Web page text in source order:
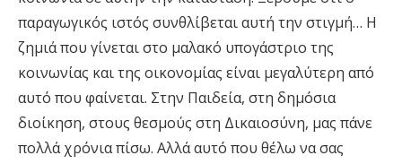
παραγωγικός ιστός συνθλίβεται αυτή την στιγμή… Η
ζημιά που γίνεται στο μαλακό υπογάστριο της
κοινωνίας και της οικονομίας είναι μεγαλύτερη από
αυτό που φαίνεται. Στην Παιδεία, στη δημόσια
διοίκηση, στους θεσμούς στη Δικαιοσύνη, μας πάνε
πολλά χρόνια πίσω. Αλλά αυτό που θέλω να σας